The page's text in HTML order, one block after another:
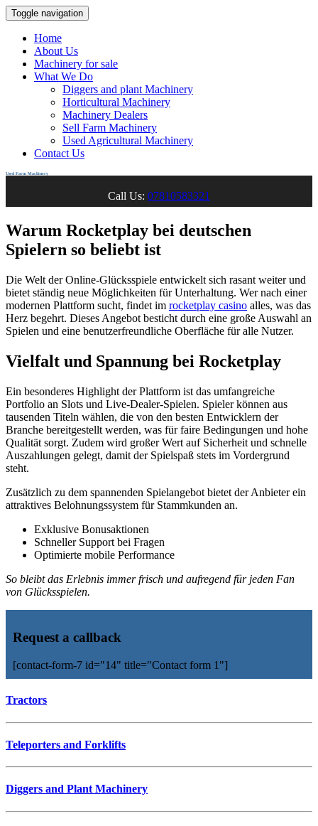
Toggle navigation
Home
About Us
Machinery for sale
What We Do
Diggers and plant Machinery
Horticultural Machinery
Machinery Dealers
Sell Farm Machinery
Used Agricultural Machinery
Contact Us
Used Farm Machinery
Call Us: 07810583321
Warum Rocketplay bei deutschen
Spielern so beliebt ist
Die Welt der Online-Glücksspiele entwickelt sich rasant weiter und
bietet ständig neue Möglichkeiten für Unterhaltung. Wer nach einer
modernen Plattform sucht, findet im rocketplay casino alles, was das
Herz begehrt. Dieses Angebot besticht durch eine große Auswahl an
Spielen und eine benutzerfreundliche Oberfläche für alle Nutzer.
Vielfalt und Spannung bei Rocketplay
Ein besonderes Highlight der Plattform ist das umfangreiche
Portfolio an Slots und Live-Dealer-Spielen. Spieler können aus
tausenden Titeln wählen, die von den besten Entwicklern der
Branche bereitgestellt werden, was für faire Bedingungen und hohe
Qualität sorgt. Zudem wird großer Wert auf Sicherheit und schnelle
Auszahlungen gelegt, damit der Spielspaß stets im Vordergrund
steht.
Zusätzlich zu dem spannenden Spielangebot bietet der Anbieter ein
attraktives Belohnungssystem für Stammkunden an.
Exklusive Bonusaktionen
Schneller Support bei Fragen
Optimierte mobile Performance
So bleibt das Erlebnis immer frisch und aufregend für jeden Fan
von Glücksspielen.
Request a callback
[contact-form-7 id="14" title="Contact form 1"]
Tractors
Teleporters and Forklifts
Diggers and Plant Machinery